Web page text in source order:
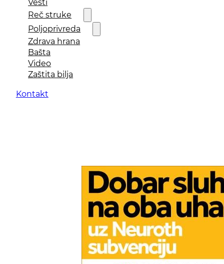
Vesti
Reč struke
Poljoprivreda
Zdrava hrana
Bašta
Video
Zaštita bilja
Kontakt